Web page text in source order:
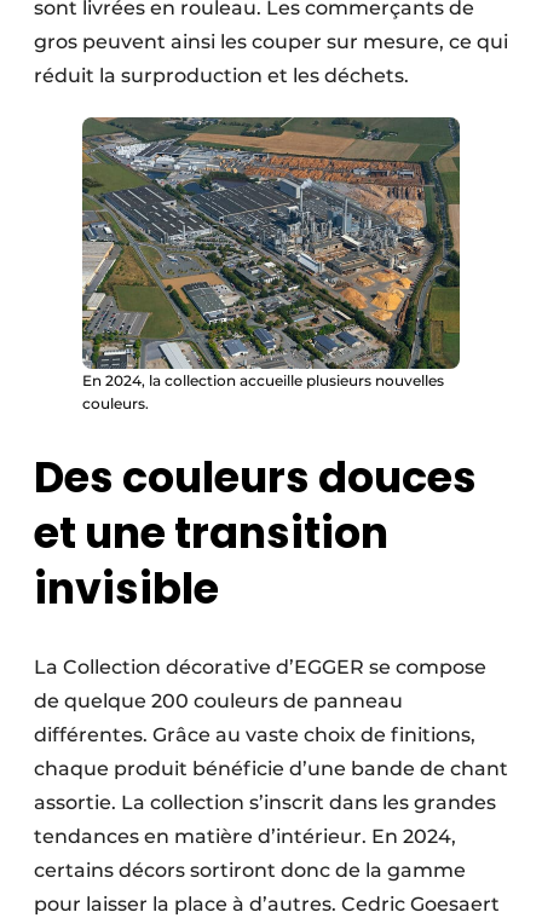
sont livrées en rouleau. Les commerçants de
gros peuvent ainsi les couper sur mesure, ce qui
réduit la surproduction et les déchets.
En 2024, la collection accueille plusieurs nouvelles
couleurs.
Des couleurs douces
et une transition
invisible
La Collection décorative d’EGGER se compose
de quelque 200 couleurs de panneau
différentes. Grâce au vaste choix de finitions,
chaque produit bénéficie d’une bande de chant
assortie. La collection s’inscrit dans les grandes
tendances en matière d’intérieur. En 2024,
certains décors sortiront donc de la gamme
pour laisser la place à d’autres. Cedric Goesaert